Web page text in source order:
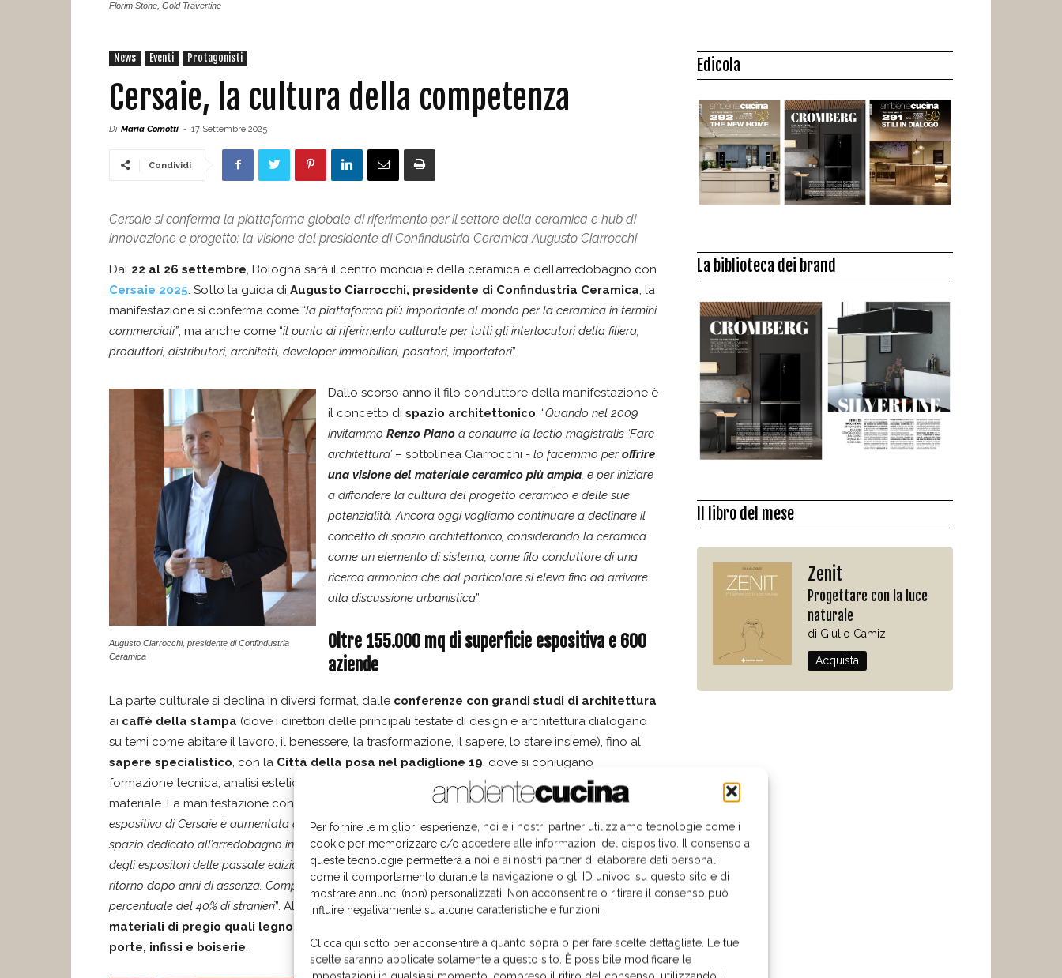
Per fornire le migliori esperienze, noi e i nostri partner utilizziamo tecnologie come i
cookie per memorizzare e/o accedere alle informazioni del dispositivo. Il consenso a
queste tecnologie permetterà a noi e ai nostri partner di elaborare dati personali
come il comportamento durante la navigazione o gli ID univoci su questo sito e di
mostrare annunci (non) personalizzati. Non acconsentire o ritirare il consenso può
influire negativamente su alcune caratteristiche e funzioni.
Clicca qui sotto per acconsentire a quanto sopra o per fare scelte dettagliate. Le tue
scelte saranno applicate solamente a questo sito. È possibile modificare le
Florim Stone, Gold Travertine
News Eventi Protagonisti
Cersaie, la cultura della competenza
Di Maria Comotti - 17 Settembre 2025
Condividi
Cersaie si conferma la piattaforma globale di riferimento per il settore della ceramica e hub di
innovazione e progetto: la visione del presidente di Confindustria Ceramica Augusto Ciarrocchi
Dal 22 al 26 settembre, Bologna sarà il centro mondiale della ceramica e dell’arredobagno con
Cersaie 2025. Sotto la guida di Augusto Ciarrocchi, presidente di Confindustria Ceramica, la
manifestazione si conferma come “la piattaforma più importante al mondo per la ceramica in termini
commerciali”, ma anche come “il punto di riferimento culturale per tutti gli interlocutori della filiera,
produttori, distributori, architetti, developer immobiliari, posatori, importatori”.
Augusto Ciarrocchi, presidente di Confindustria
Ceramica
Dallo scorso anno il filo conduttore della manifestazione è
il concetto di spazio architettonico. “Quando nel 2009
invitammo Renzo Piano a condurre la lectio magistralis ‘Fare
architettura’– sottolinea Ciarrocchi - lo facemmo peroffrire
una visione del materiale ceramico più ampia, e per iniziare
a diffondere la cultura del progetto ceramico e delle sue
potenzialità. Ancora oggi vogliamo continuare a declinare il
concetto di spazio architettonico, considerando la ceramica
come un elemento di sistema, come filo conduttore di una
ricerca armonica che dal particolare si eleva fino ad arrivare
alla discussione urbanistica”.
Oltre 155.000 mq di superficie espositiva e 600
aziende
La parte culturale si declina in diversi format, dalle conferenze con grandi studi di architettura
ai caffè della stampa (dove i direttori delle principali testate di design e architettura dialogano
su temi come abitare il lavoro, il benessere, la trasformazione, il sapere, lo stare insieme), fino al
sapere specialistico, con la Città della posa nel padiglione 19, dove si coniugano
formazione tecnica, analisi estetiche e il vissuto professionale di chi concretamente applica il
materiale. La manifestazione continua ad esercitare una forte attrazione. “Quest’anno la superficie
espositiva di Cersaie è aumentata di 10.000 mq per un totale di 155.000 mq - osserva Ciarrocchi -.Lo
spazio dedicato all’arredobagno in questa edizione è aumentato. Questo è il frutto sia delle riconferme
degli espositori delle passate edizioni a cui si sono aggiunti diversi nuovi ingressi, alcuni dei quali di
ritorno dopo anni di assenza. Complessivamente saranno circa 600 le aziende presenti, con una
percentuale del 40% di stranieri”. Altra novità di questa 42a edizione è l’ampliamento della mostra ai
materiali di pregio quali legno e marmo
porte, infissi e boiserie.
Edicola
La biblioteca dei brand
Il libro del mese
Zenit
Progettare con la luce
naturale
di Giulio Camiz
Acquista